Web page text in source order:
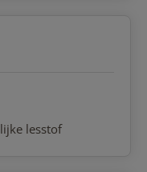
lesstof